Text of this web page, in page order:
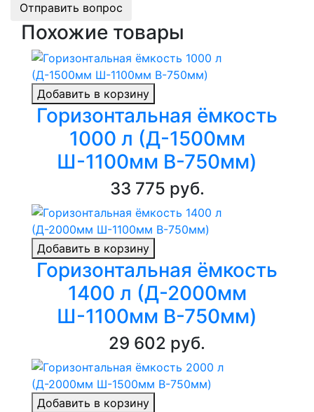
Отправить вопрос
Похожие товары
Добавить в корзину
Горизонтальная ёмкость
1000 л (Д-1500мм
Ш-1100мм В-750мм)
33 775 руб.
Добавить в корзину
Горизонтальная ёмкость
1400 л (Д-2000мм
Ш-1100мм В-750мм)
29 602 руб.
Добавить в корзину